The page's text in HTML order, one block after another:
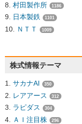
村田製作所 1186
日本製鉄 1101
ＮＴＴ 1009
株式情報テーマ
サカナAI 350
レアアース 312
ラピダス 304
ＡＩ注目株 296